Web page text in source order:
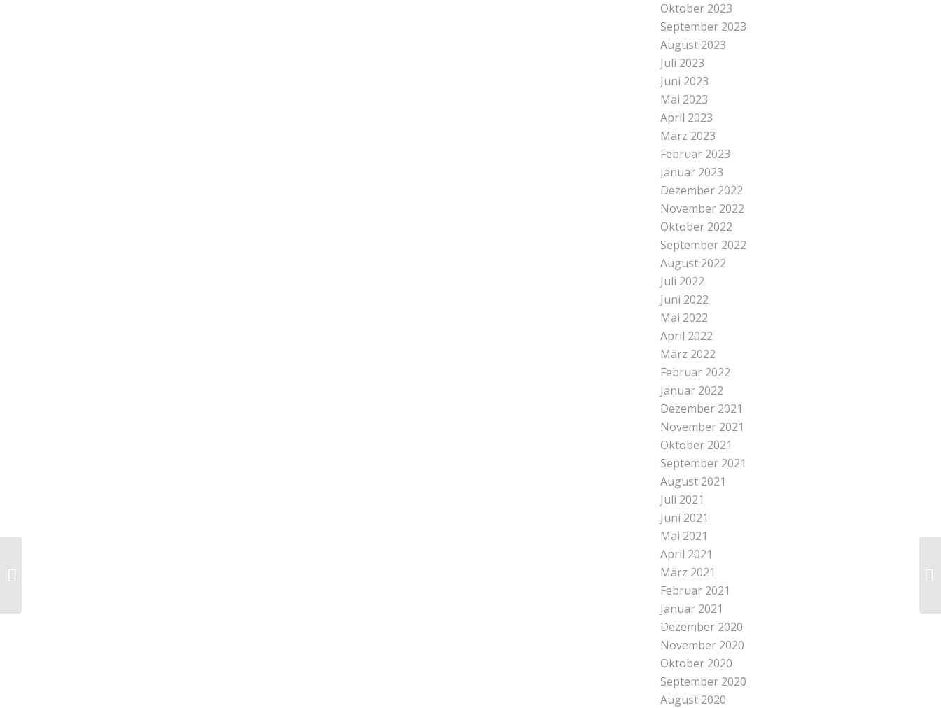
Oktober 2023
September 2023
August 2023
Juli 2023
Juni 2023
Mai 2023
April 2023
März 2023
Februar 2023
Januar 2023
Dezember 2022
November 2022
Oktober 2022
September 2022
August 2022
Juli 2022
Juni 2022
Mai 2022
April 2022
März 2022
Februar 2022
Januar 2022
Dezember 2021
November 2021
Oktober 2021
September 2021
August 2021
Juli 2021
Juni 2021
Mai 2021
April 2021
März 2021
Februar 2021
Januar 2021
Dezember 2020
November 2020
Oktober 2020
September 2020
August 2020